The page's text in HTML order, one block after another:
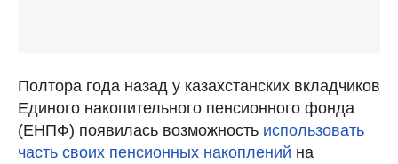
Полтора года назад у казахстанских вкладчиков
Единого накопительного пенсионного фонда
(ЕНПФ) появилась возможность использовать
часть своих пенсионных накоплений на